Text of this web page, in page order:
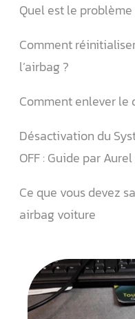
Quel est le
Comment
l’airbag ?
Comment enlever le
Désactivation du
OFF : Guide par
Ce que vous devez
airbag voiture